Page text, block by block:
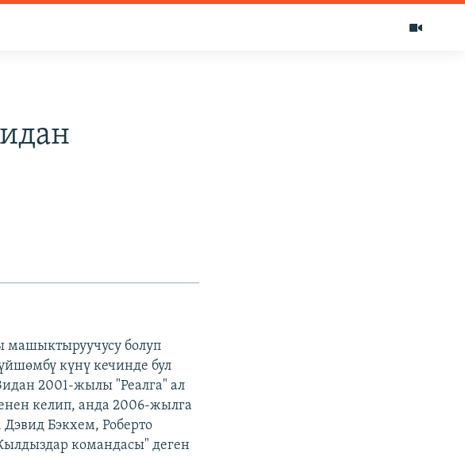
машыктыруучусу болуп
күнү кечинде бул
2001-жылы "Реалга" ал
келип, анда 2006-жылга
Бэкхем, Роберто
командасы" деген